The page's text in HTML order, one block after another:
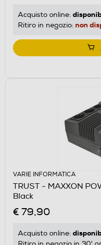
Acquisto online:
Ritiro in negozio: non
VARIE INFORMATICA
TRUST - MAXXON
Black
€ 79,90
Acquisto online: